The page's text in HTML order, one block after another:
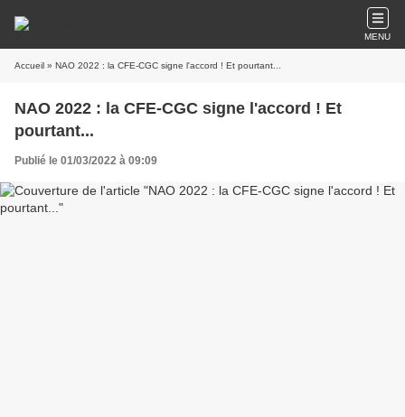
MENU
Accueil » NAO 2022 : la CFE-CGC signe l'accord ! Et pourtant...
NAO 2022 : la CFE-CGC signe l'accord ! Et
pourtant...
Publié le 01/03/2022 à 09:09